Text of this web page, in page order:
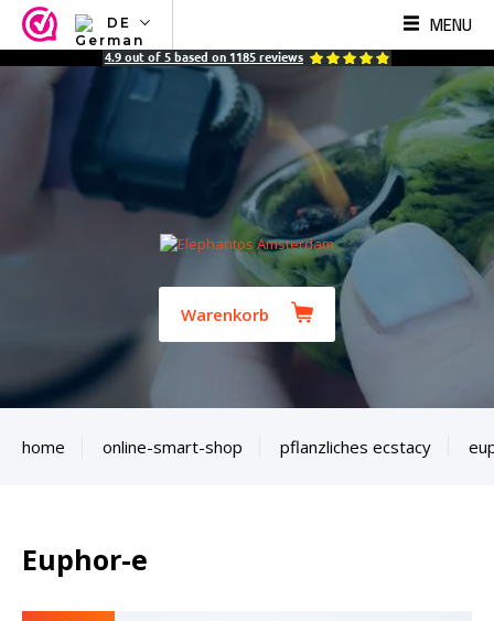
DE
NL
ES
MENU
4.9 out of 5 based on 1185 reviews
Warenkorb
home online-smart-shop pflanzliches ecstacy
Euphor-e